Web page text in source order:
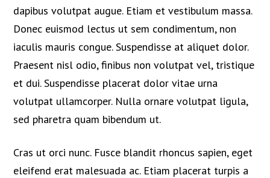
dapibus volutpat augue. Etiam et vestibulum massa.
Donec euismod lectus ut sem condimentum, non
iaculis mauris congue. Suspendisse at aliquet dolor.
Praesent nisl odio, finibus non volutpat vel, tristique
et dui. Suspendisse placerat dolor vitae urna
volutpat ullamcorper. Nulla ornare volutpat ligula,
sed pharetra quam bibendum ut.
Cras ut orci nunc. Fusce blandit rhoncus sapien, eget
eleifend erat malesuada ac. Etiam placerat turpis a